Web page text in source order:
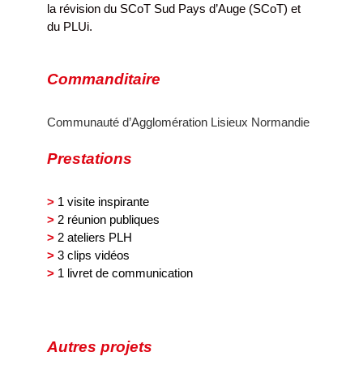
la révision du SCoT Sud Pays d’Auge (SCoT) et
du PLUi.
Commanditaire
Communauté d’Agglomération Lisieux Normandie
Prestations
> 1 visite inspirante
> 2 réunion publiques
> 2 ateliers PLH
> 3 clips vidéos
> 1 livret de communication
Autres projets